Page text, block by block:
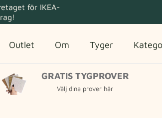
för IKEA-
Outlet Om Tyger
GRATIS TYGPROVER
Välj dina prover här